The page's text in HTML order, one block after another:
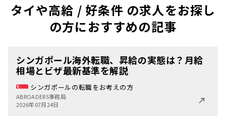
タイや高給 / 好条件 の求人をお探し
の方におすすめの記事
シンガポール海外転職、昇給の実態は？月給
相場とビザ最新基準を解説
シンガポールの転職をお考えの方
ABROADERS事務局
2026年07月24日